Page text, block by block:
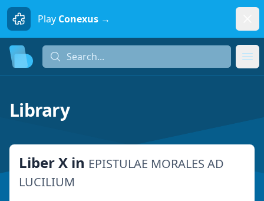
Play Conexus →
Search...
Library
Liber X in EPISTULAE MORALES AD
LUCILIUM